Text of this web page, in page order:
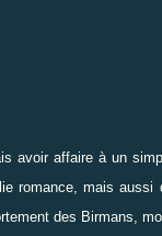
avoir affaire à un
romance, mais
des Birmans,